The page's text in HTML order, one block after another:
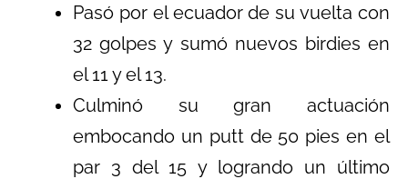
Pasó por el ecuador de su vuelta con
32 golpes y sumó nuevos birdies en
el 11 y el 13.
Culminó su gran actuación
embocando un putt de 50 pies en el
par 3 del 15 y logrando un último